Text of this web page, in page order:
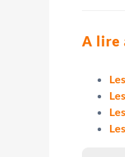
A lire